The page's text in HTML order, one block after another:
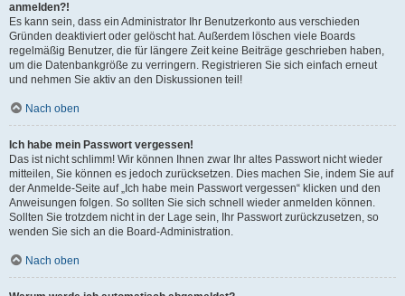
anmelden?!
Es kann sein, dass ein Administrator Ihr Benutzerkonto aus verschieden
Gründen deaktiviert oder gelöscht hat. Außerdem löschen viele Boards
regelmäßig Benutzer, die für längere Zeit keine Beiträge geschrieben haben,
um die Datenbankgröße zu verringern. Registrieren Sie sich einfach erneut
und nehmen Sie aktiv an den Diskussionen teil!
Nach oben
Ich habe mein Passwort vergessen!
Das ist nicht schlimm! Wir können Ihnen zwar Ihr altes Passwort nicht wieder
mitteilen, Sie können es jedoch zurücksetzen. Dies machen Sie, indem Sie auf
der Anmelde-Seite auf „Ich habe mein Passwort vergessen“ klicken und den
Anweisungen folgen. So sollten Sie sich schnell wieder anmelden können.
Sollten Sie trotzdem nicht in der Lage sein, Ihr Passwort zurückzusetzen, so
wenden Sie sich an die Board-Administration.
Nach oben